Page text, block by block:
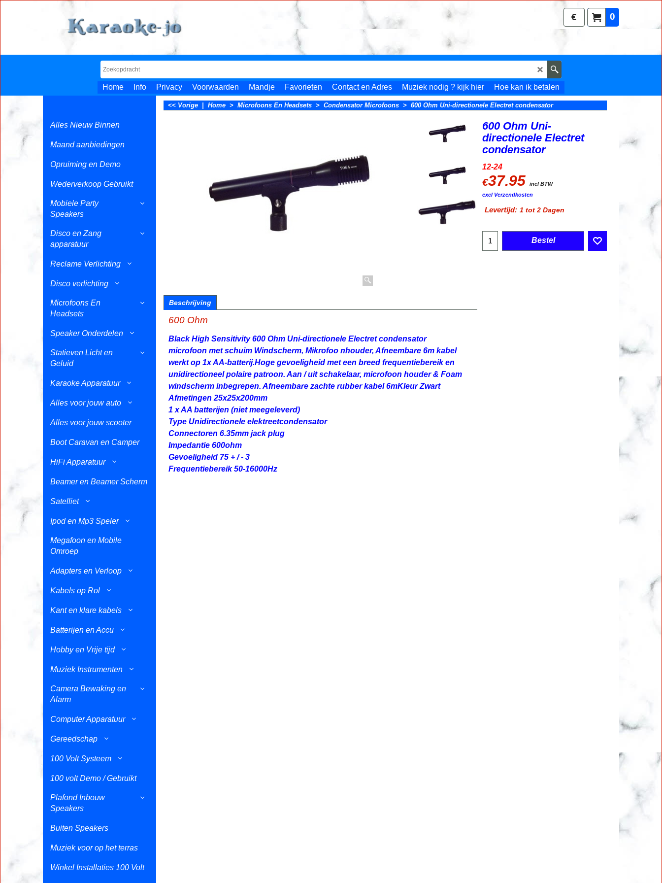
0
€
Home Info Privacy Voorwaarden Mandje Favorieten Contact en Adres Muziek nodig ? kijk hier Hoe kan ik betalen
Alles Nieuw Binnen
Maand aanbiedingen
Opruiming en Demo
Wederverkoop Gebruikt
Mobiele Party
Speakers
Disco en Zang
apparatuur
Reclame Verlichting
Disco verlichting
Microfoons En
Headsets
Speaker Onderdelen
Statieven Licht en
Geluid
Karaoke Apparatuur
Alles voor jouw auto
Alles voor jouw scooter
Boot Caravan en Camper
HiFi Apparatuur
Beamer en Beamer Scherm
Satelliet
Ipod en Mp3 Speler
Megafoon en Mobile
Omroep
Adapters en Verloop
Kabels op Rol
Kant en klare kabels
Batterijen en Accu
Hobby en Vrije tijd
Muziek Instrumenten
Camera Bewaking en
Alarm
Computer Apparatuur
Gereedschap
100 Volt Systeem
100 volt Demo / Gebruikt
Plafond Inbouw
Speakers
Buiten Speakers
Muziek voor op het terras
Winkel Installaties 100 Volt
<< Vorige Home > Microfoons En Headsets > Condensator Microfoons > 600 Ohm Uni-directionele Electret condensator
600 Ohm Uni-
directionele Electret
condensator
12-24
€37.95
incl BTW
excl Verzendkosten
Levertijd: 1 tot 2 Dagen
Bestel
Beschrijving
600 Ohm
Black High Sensitivity 600 Ohm Uni-directionele Electret condensator
microfoon met schuim Windscherm, Mikrofoo nhouder, Afneembare 6m kabel
werkt op 1x AA-batterij.Hoge gevoeligheid met een breed frequentiebereik en
unidirectioneel polaire patroon. Aan / uit schakelaar, microfoon houder & Foam
windscherm inbegrepen. Afneembare zachte rubber kabel 6mKleur Zwart
Afmetingen 25x25x200mm
1 x AA batterijen (niet meegeleverd)
Type Unidirectionele elektreetcondensator
Connectoren 6.35mm jack plug
Impedantie 600ohm
Gevoeligheid 75 + / - 3
Frequentiebereik 50-16000Hz